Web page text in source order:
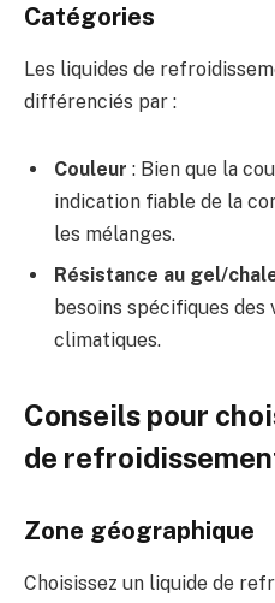
Catégories
Les liquides de
différenciés par :
Couleur : Bien que la
indication fiable de la
les mélanges.
Résistance au gel/
besoins spécifiques
climatiques.
Conseils pour
de
Zone géographique
Choisissez un liquide de